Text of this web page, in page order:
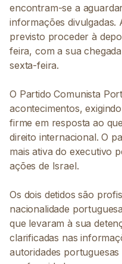
encontram-se a
informações divulgadas.
previsto proceder à
feira, com a sua
sexta-feira.
O Partido Comunista
acontecimentos,
firme em resposta ao
direito internacional. O
mais ativa do executivo
ações de Israel.
Os dois detidos são
nacionalidade
que levaram à sua
clarificadas nas
autoridades